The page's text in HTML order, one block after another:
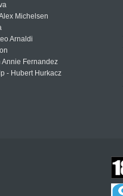
Michelsen
Arnaldi
Annie Fernandez
- Hubert Hurkacz